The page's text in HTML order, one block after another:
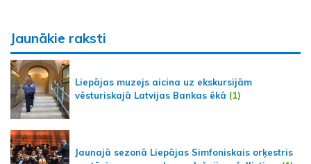
Jaunākie raksti
Liepājas muzejs aicina uz ekskursijām
vēsturiskajā Latvijas Bankas ēkā (1)
Jaunajā sezonā Liepājas Simfoniskais orķestris